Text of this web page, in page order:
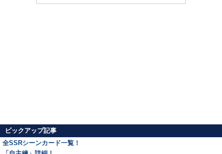
ピックアップ記事
全SSRシーンカード一覧！